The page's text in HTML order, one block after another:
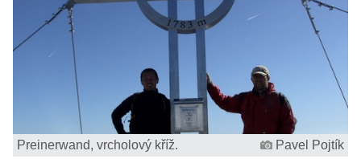
Preinerwand, vrcholový kříž. Pavel Pojtík